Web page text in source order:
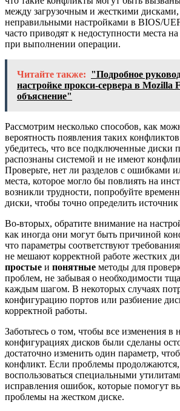
между загрузочным и жесткими дисками,
неправильными настройками в BIOS/
часто приводят к недоступности места
при выполнении операции.
Читайте также: "Подробное
настройке прокси-сервера в Mozilla
объяснение"
Рассмотрим несколько способов, как
вероятность появления таких
убедитесь, что все подключенные диски
распознаны системой и не имеют
Проверьте, нет ли разделов с ошибками
места, которое могло бы повлиять на
возникли трудности, попробуйте
диски, чтобы точно определить
Во-вторых, обратите внимание на
как иногда они могут быть причиной
что параметры соответствуют
не мешают корректной работе жестких
простые и понятные методы для
проблем, не забывая о необходимости
каждым шагом. В некоторых случаях
конфигурацию портов или разбиение
корректной работы.
Заботьтесь о том, чтобы все изменения в
конфигурациях дисков были сделаны
достаточно изменить один параметр,
конфликт. Если проблемы
воспользоваться специальными
исправления ошибок, которые помогут
проблемы на жестком диске.